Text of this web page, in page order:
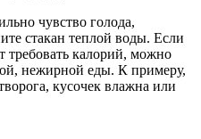
чувство голода,
стакан теплой воды. Если
требовать калорий, можно
нежирной еды. К примеру,
кусочек влажна или